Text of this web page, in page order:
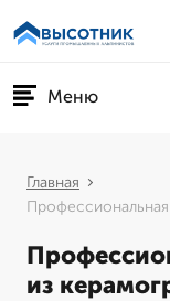
Меню
Главная
из